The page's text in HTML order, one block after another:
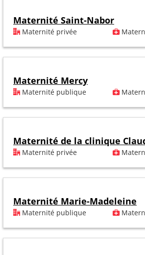
Maternité Saint-Nabor
Maternité privée
Maternité Mercy
Maternité publique
Maternité de la clinique
Maternité privée
Maternité Marie-Madeleine
Maternité publique